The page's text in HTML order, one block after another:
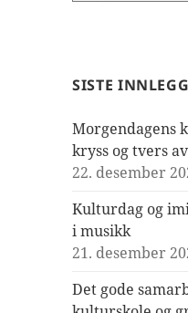
SISTE INNLEGG
Morgendagens
kryss og tvers
22. desember
Kulturdag og
i musikk
21. desember
Det gode